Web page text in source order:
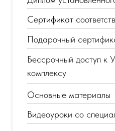
Сертификат
Подарочный
Бессрочный доступ к
комплексу
Основные материалы
Видеоуроки со